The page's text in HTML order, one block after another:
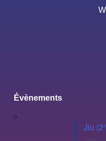
Évènements
Jiu